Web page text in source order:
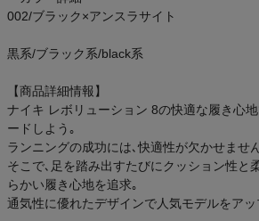
ご利用ガイド
クーポン一覧
商品レビュー
プロテイン・サプリメントまとめ買い
アウトレットセール
002/ブラック×アンスラサイト
黒系/ブラック系/black系
【商品詳細情報】
ナイキ レボリューション 8の快適な履き心
ードしよう｡
ランニングの成功には､快適性が欠かせませ
そこで､足を踏み出すたびにクッション性と
らかい履き心地を追求｡
通気性に優れたデザインで人気モデルをア